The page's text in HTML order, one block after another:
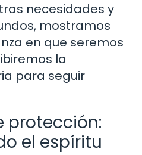
necesidades y
mostramos
en que seremos
la
para seguir
protección:
el espíritu